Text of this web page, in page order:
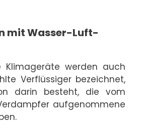
mit Wasser-Luft-
Klimageräte werden auch
Verflüssiger bezeichnet,
darin besteht, die vom
aufgenommene